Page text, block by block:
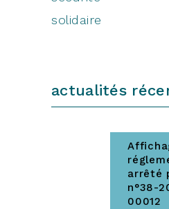
solidaire
actualités
arrêté
n°38-
00012